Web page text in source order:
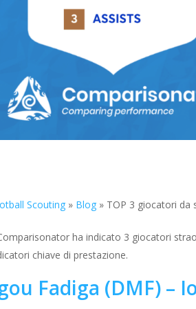
Scouting » Blog » TOP 3 giocatori da
ha indicato 3 giocatori
chiave di prestazione.
Fadiga (DMF) –